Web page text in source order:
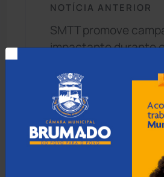
NOTÍCIA ANTERIOR
SMTT promove
impactante durante
PRÓXIMA NOTÍCIA
Secretária Roberta
exalta investimentos